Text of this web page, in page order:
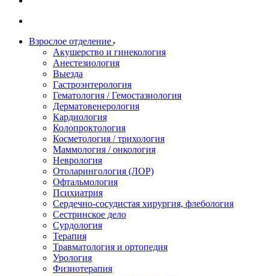
Взрослое отделение
Акушерство и гинекология
Анестезиология
Выезда
Гастроэнтерология
Гематология / Гемостазиология
Дерматовенерология
Кардиология
Колопроктология
Косметология / трихология
Маммология / онкология
Неврология
Отоларингология (ЛОР)
Офтальмология
Психиатрия
Сердечно-сосудистая хирургия, флебология
Сестринское дело
Сурдология
Терапия
Травматология и ортопедия
Урология
Физиотерапия